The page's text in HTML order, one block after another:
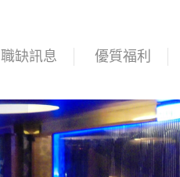
職缺訊息 優質福利